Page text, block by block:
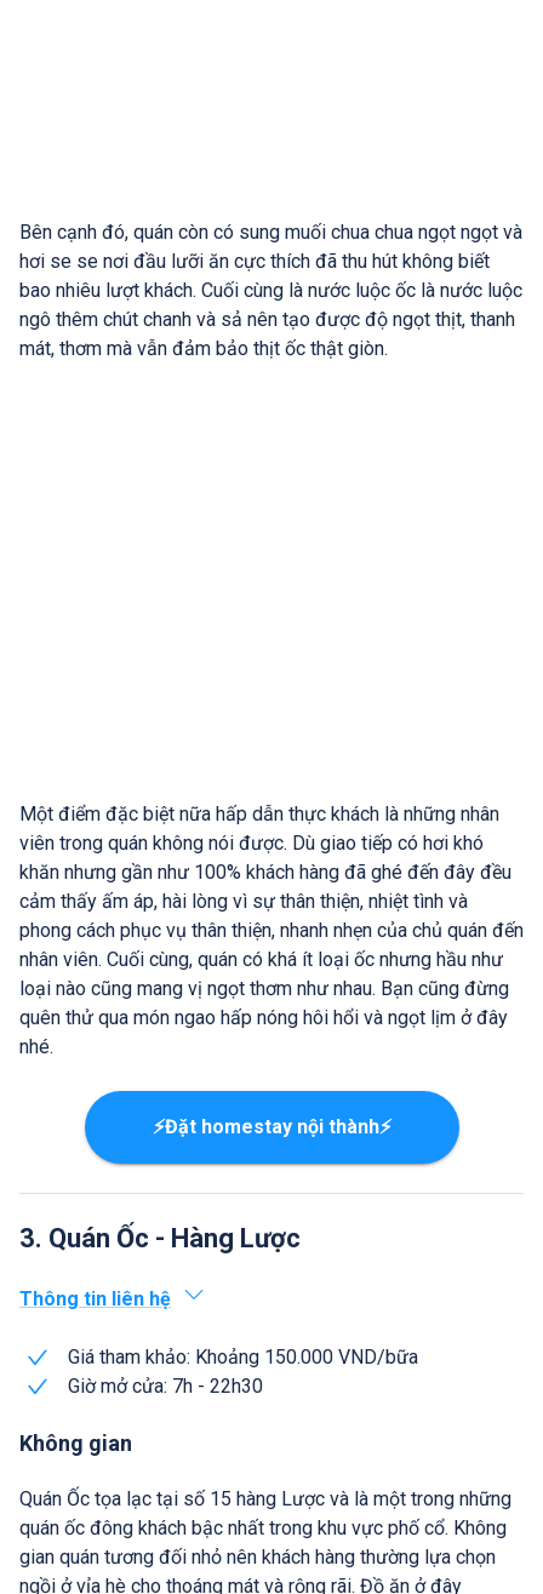
Bên cạnh đó, quán còn có sung muối chua chua ngọt ngọt và
hơi se se nơi đầu lưỡi ăn cực thích đã thu hút không biết
bao nhiêu lượt khách. Cuối cùng là nước luộc ốc là nước luộc
ngô thêm chút chanh và sả nên tạo được độ ngọt thịt, thanh
mát, thơm mà vẫn đảm bảo thịt ốc thật giòn.
Một điểm đặc biệt nữa hấp dẫn thực khách là những nhân
viên trong quán không nói được. Dù giao tiếp có hơi khó
khăn nhưng gần như 100% khách hàng đã ghé đến đây đều
cảm thấy ấm áp, hài lòng vì sự thân thiện, nhiệt tình và
phong cách phục vụ thân thiện, nhanh nhẹn của chủ quán đến
nhân viên. Cuối cùng, quán có khá ít loại ốc nhưng hầu như
loại nào cũng mang vị ngọt thơm như nhau. Bạn cũng đừng
quên thử qua món ngao hấp nóng hôi hổi và ngọt lịm ở đây
nhé.
⚡Đặt homestay nội thành⚡
3. Quán Ốc - Hàng Lược
Thông tin liên hệ
Giá tham khảo: Khoảng 150.000 VND/bữa
Giờ mở cửa: 7h - 22h30
Không gian
Quán Ốc tọa lạc tại số 15 hàng Lược và là một trong những
quán ốc đông khách bậc nhất trong khu vực phố cổ. Không
gian quán tương đối nhỏ nên khách hàng thường lựa chọn
ngồi ở vỉa hè cho thoáng mát và rộng rãi. Đồ ăn ở đây